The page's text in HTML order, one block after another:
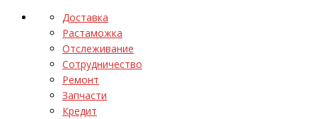
Доставка
Растаможка
Отслеживание
Сотрудничество
Ремонт
Запчасти
Кредит